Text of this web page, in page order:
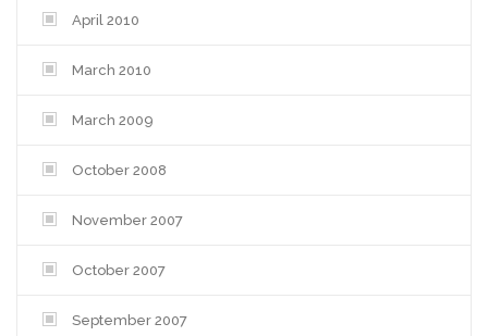
April 2010
March 2010
March 2009
October 2008
November 2007
October 2007
September 2007